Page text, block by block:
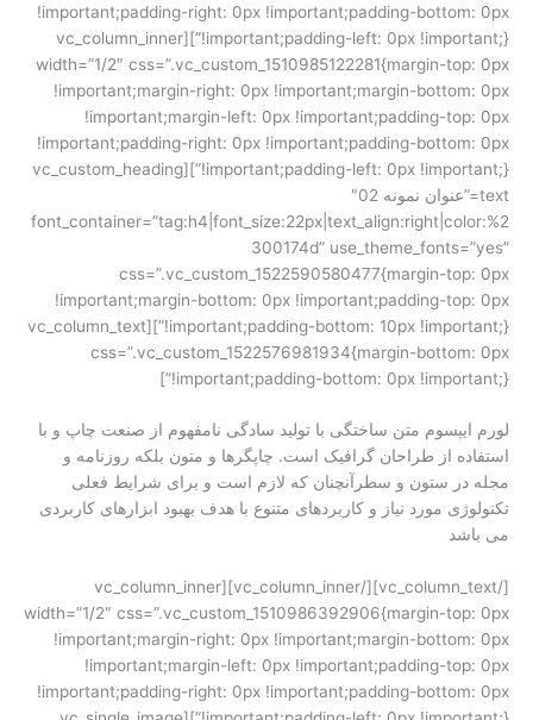
!important;padding-right: 0px !important;padding-bottom: 0px
!important;padding-left: 0px !important;}”][vc_column_inner
width=”1/2″ css=”.vc_custom_1510985122281{margin-top: 0px
!important;margin-right: 0px !important;margin-bottom: 0px
!important;margin-left: 0px !important;padding-top: 0px
!important;padding-right: 0px !important;padding-bottom: 0px
!important;padding-left: 0px !important;}”][vc_custom_heading
text=”عنوان نمونه 02″
font_container=”tag:h4|font_size:22px|text_align:right|color:%2
300174d” use_theme_fonts=”yes”
css=”.vc_custom_1522590580477{margin-top: 0px
!important;margin-bottom: 0px !important;padding-top: 0px
!important;padding-bottom: 10px !important;}”][vc_column_text
css=”.vc_custom_1522576981934{margin-bottom: 0px
!important;padding-bottom: 0px !important;}”]
لورم ایپسوم متن ساختگی با تولید سادگی نامفهوم از صنعت چاپ و با
استفاده از طراحان گرافیک است. چاپگرها و متون بلکه روزنامه و
مجله در ستون و سطرآنچنان که لازم است و برای شرایط فعلی
تکنولوژی مورد نیاز و کاربردهای متنوع با هدف بهبود ابزارهای کاربردی
می باشد
[/vc_column_text][/vc_column_inner][vc_column_inner
width=”1/2″ css=”.vc_custom_1510986392906{margin-top: 0px
!important;margin-right: 0px !important;margin-bottom: 0px
!important;margin-left: 0px !important;padding-top: 0px
!important;padding-right: 0px !important;padding-bottom: 0px